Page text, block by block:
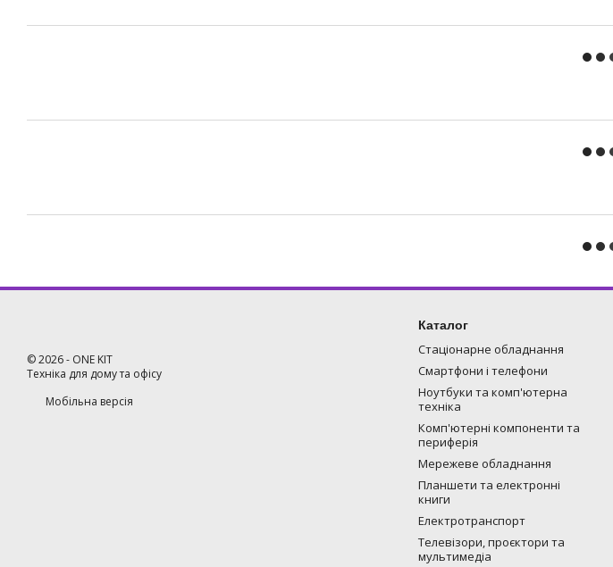
©2026- ONE KIT
Техніка для дому та офісу
Мобільна версія
Каталог
Стаціонарне обладнання
Смартфони і телефони
Ноутбуки та комп'ютерна
техніка
Комп'ютерні компоненти та
периферія
Мережеве обладнання
Планшети та електронні
книги
Електротранспорт
Телевізори, проєктори та
мультимедіа